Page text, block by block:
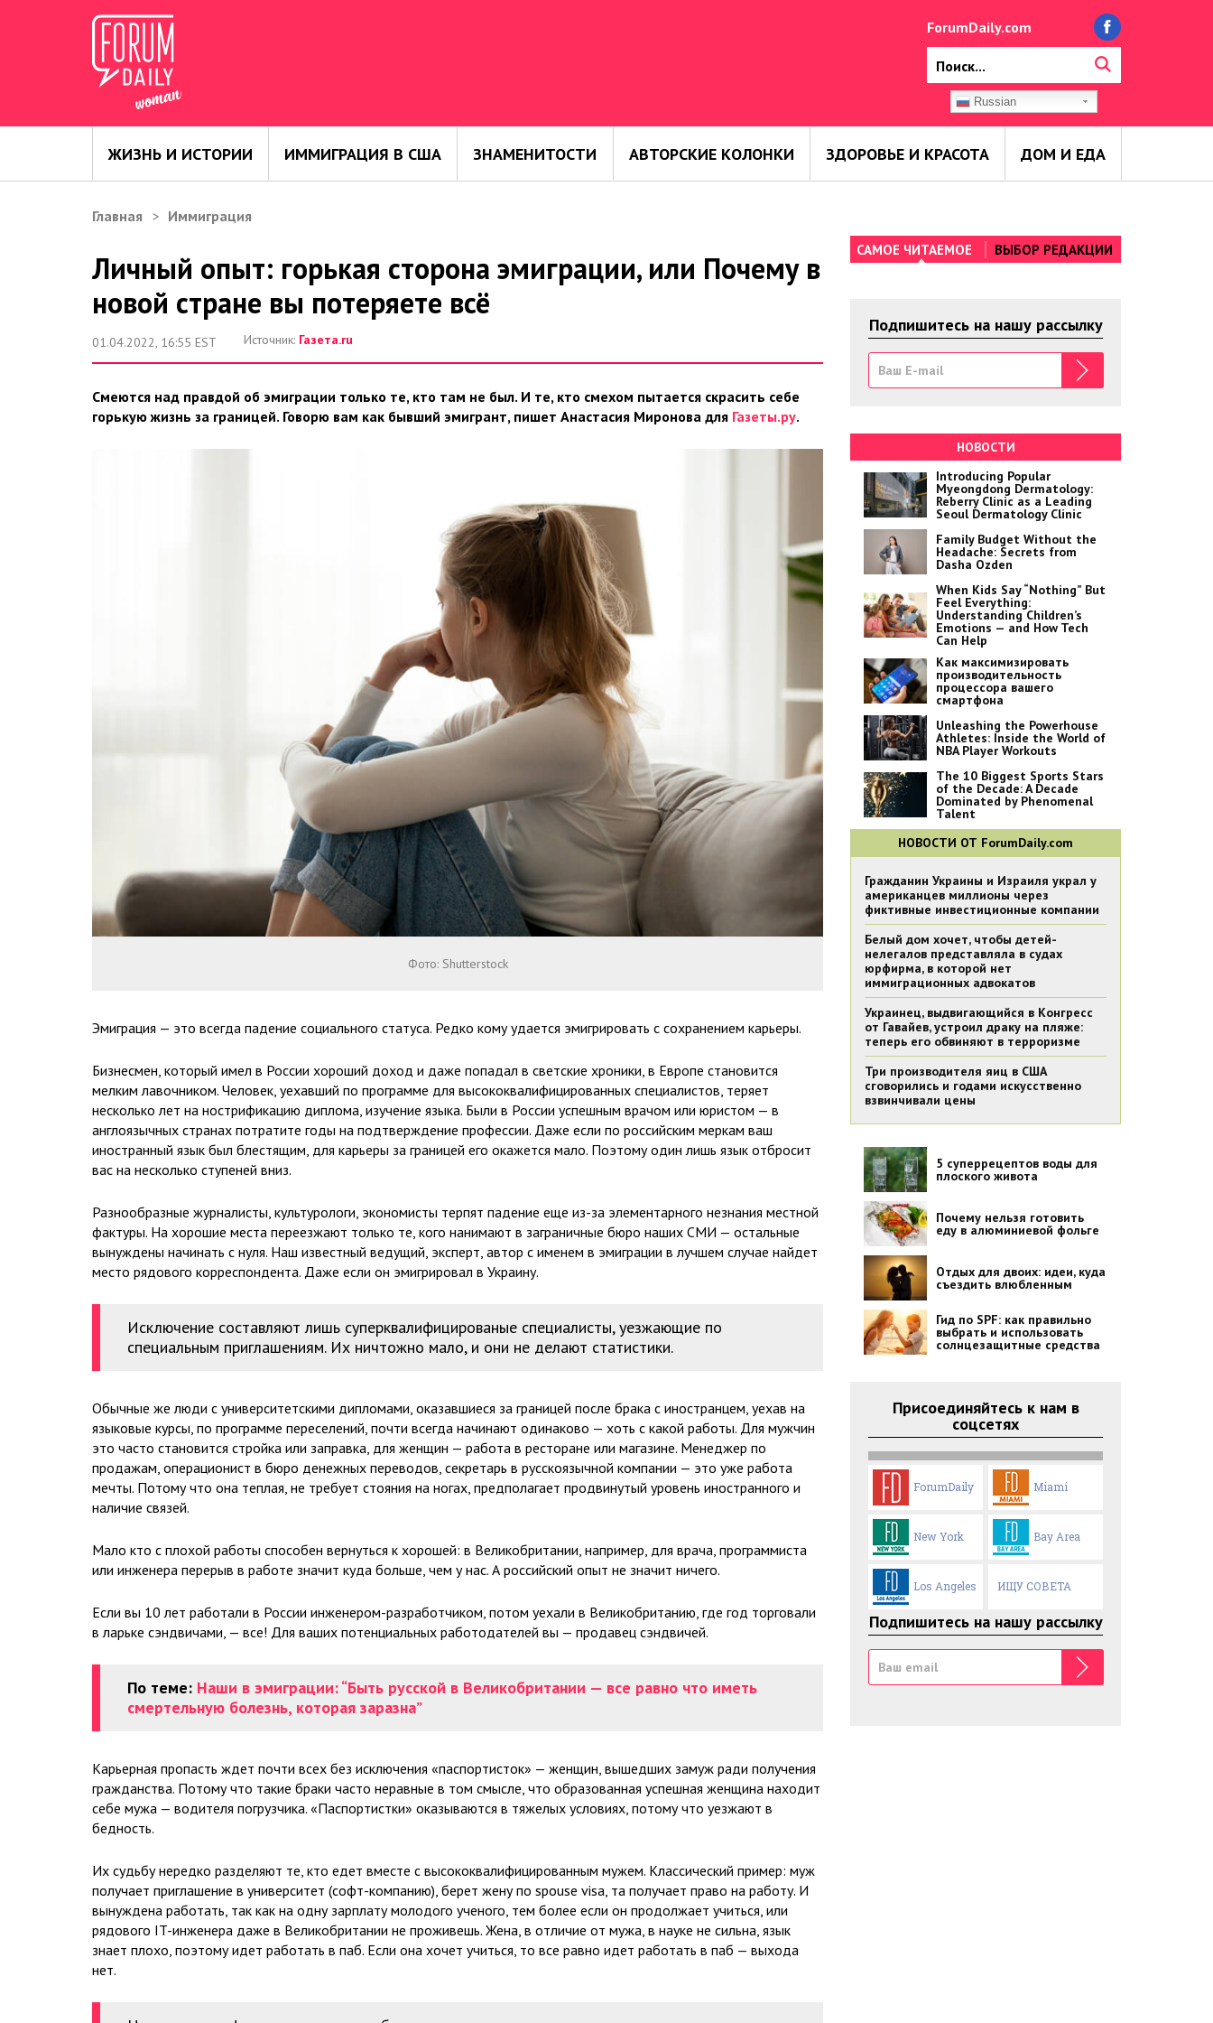
ForumDaily.com
Russian
ЖИЗНЬ И ИСТОРИИ ИММИГРАЦИЯ В США ЗНАМЕНИТОСТИ АВТОРСКИЕ КОЛОНКИ ЗДОРОВЬЕ И КРАСОТА ДОМ И ЕДА
Главная Иммиграция
Личный опыт: горькая сторона эмиграции, или Почему в
новой стране вы потеряете всё
01.04.2022, 16:55 EST Источник: Газета.ru
Смеются над правдой об эмиграции только те, кто там не был. И те, кто смехом пытается скрасить себе
горькую жизнь за границей. Говорю вам как бывший эмигрант, пишет Анастасия Миронова для Газеты.ру.
Фото: Shutterstock
Эмиграция — это всегда падение социального статуса. Редко кому удается эмигрировать с сохранением карьеры.
Бизнесмен, который имел в России хороший доход и даже попадал в светские хроники, в Европе становится
мелким лавочником. Человек, уехавший по программе для высококвалифицированных специалистов, теряет
несколько лет на нострификацию диплома, изучение языка. Были в России успешным врачом или юристом — в
англоязычных странах потратите годы на подтверждение профессии. Даже если по российским меркам ваш
иностранный язык был блестящим, для карьеры за границей его окажется мало. Поэтому один лишь язык отбросит
вас на несколько ступеней вниз.
Разнообразные журналисты, культурологи, экономисты терпят падение еще из-за элементарного незнания местной
фактуры. На хорошие места переезжают только те, кого нанимают в заграничные бюро наших СМИ — остальные
вынуждены начинать с нуля. Наш известный ведущий, эксперт, автор с именем в эмиграции в лучшем случае найдет
место рядового корреспондента. Даже если он эмигрировал в Украину.
Исключение составляют лишь суперквалифицированые специалисты, уезжающие по
специальным приглашениям. Их ничтожно мало, и они не делают статистики.
Обычные же люди с университетскими дипломами, оказавшиеся за границей после брака с иностранцем, уехав на
языковые курсы, по программе переселений, почти всегда начинают одинаково — хоть с какой работы. Для мужчин
это часто становится стройка или заправка, для женщин — работа в ресторане или магазине. Менеджер по
продажам, операционист в бюро денежных переводов, секретарь в русскоязычной компании — это уже работа
мечты. Потому что она теплая, не требует стояния на ногах, предполагает продвинутый уровень иностранного и
наличие связей.
Мало кто с плохой работы способен вернуться к хорошей: в Великобритании, например, для врача, программиста
или инженера перерыв в работе значит куда больше, чем у нас. А российский опыт не значит ничего.
Если вы 10 лет работали в России инженером-разработчиком, потом уехали в Великобританию, где год торговали
в ларьке сэндвичами, — все! Для ваших потенциальных работодателей вы — продавец сэндвичей.
По теме: Наши в эмиграции: “Быть русской в Великобритании — все равно что иметь
смертельную болезнь, которая заразна”
Карьерная пропасть ждет почти всех без исключения «паспортисток» — женщин, вышедших замуж ради получения
гражданства. Потому что такие браки часто неравные в том смысле, что образованная успешная женщина находит
себе мужа — водителя погрузчика. «Паспортистки» оказываются в тяжелых условиях, потому что уезжают в
бедность.
Их судьбу нередко разделяют те, кто едет вместе с высококвалифицированным мужем. Классический пример: муж
получает приглашение в университет (софт-компанию), берет жену по spouse visa, та получает право на работу. И
вынуждена работать, так как на одну зарплату молодого ученого, тем более если он продолжает учиться, или
рядового IT-инженера даже в Великобритании не проживешь. Жена, в отличие от мужа, в науке не сильна, язык
знает плохо, поэтому идет работать в паб. Если она хочет учиться, то все равно идет работать в паб — выхода
нет.
САМОЕ ЧИТАЕМОЕ ВЫБОР РЕДАКЦИИ
Подпишитесь на нашу рассылку
НОВОСТИ
Introducing Popular
Myeongdong Dermatology:
Reberry Clinic as a Leading
Seoul Dermatology Clinic
Family Budget Without the
Headache: Secrets from
Dasha Ozden
When Kids Say “Nothing” But
Feel Everything:
Understanding Children’s
Emotions — and How Tech
Can Help
Как максимизировать
производительность
процессора вашего
смартфона
Unleashing the Powerhouse
Athletes: Inside the World of
NBA Player Workouts
The 10 Biggest Sports Stars
of the Decade: A Decade
Dominated by Phenomenal
Talent
НОВОСТИ ОТ ForumDaily.com
Гражданин Украины и Израиля украл у
американцев миллионы через
фиктивные инвестиционные компании
Белый дом хочет, чтобы детей-
нелегалов представляла в судах
юрфирма, в которой нет
иммиграционных адвокатов
Украинец, выдвигающийся в Конгресс
от Гавайев, устроил драку на пляже:
теперь его обвиняют в терроризме
Три производителя яиц в США
сговорились и годами искусственно
взвинчивали цены
5 суперрецептов воды для
плоского живота
Почему нельзя готовить
еду в алюминиевой фольге
Отдых для двоих: идеи, куда
съездить влюбленным
Гид по SPF: как правильно
выбрать и использовать
солнцезащитные средства
Присоединяйтесь к нам в
соцсетях
ForumDaily Miami
New York Bay Area
Los Angeles ИЩУ СОВЕТА
Подпишитесь на нашу рассылку